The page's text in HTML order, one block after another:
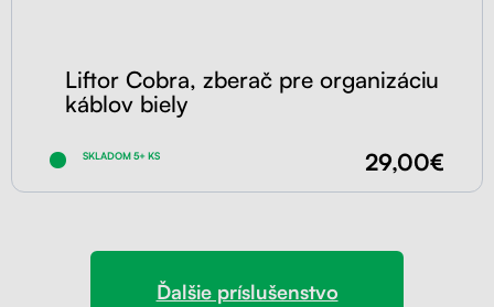
Liftor Cobra, zberač pre organizáciu
káblov biely
SKLADOM 5+ KS 29,00€
Ďalšie príslušenstvo